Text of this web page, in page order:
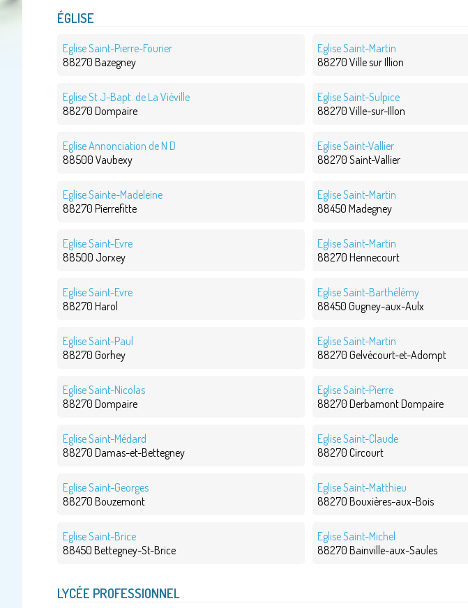
ÉGLISE
Eglise Saint-Pierre-Fourier
88270 Bazegney
Eglise Saint-Martin
88270 Ville sur Illion
Eglise St J-Bapt. de La Viéville
88270 Dompaire
Eglise Saint-Sulpice
88270 Ville-sur-Illon
Eglise Annonciation de N D
88500 Vaubexy
Eglise Saint-Vallier
88270 Saint-Vallier
Eglise Sainte-Madeleine
88270 Pierrefitte
Eglise Saint-Martin
88450 Madegney
Eglise Saint-Evre
88500 Jorxey
Eglise Saint-Martin
88270 Hennecourt
Eglise Saint-Evre
88270 Harol
Eglise Saint-Barthélémy
88450 Gugney-aux-Aulx
Eglise Saint-Paul
88270 Gorhey
Eglise Saint-Martin
88270 Gelvécourt-et-Adompt
Eglise Saint-Nicolas
88270 Dompaire
Eglise Saint-Pierre
88270 Derbamont Dompaire
Eglise Saint-Médard
88270 Damas-et-Bettegney
Eglise Saint-Claude
88270 Circourt
Eglise Saint-Georges
88270 Bouzemont
Eglise Saint-Matthieu
88270 Bouxières-aux-Bois
Eglise Saint-Brice
88450 Bettegney-St-Brice
Eglise Saint-Michel
88270 Bainville-aux-Saules
LYCÉE PROFESSIONNEL